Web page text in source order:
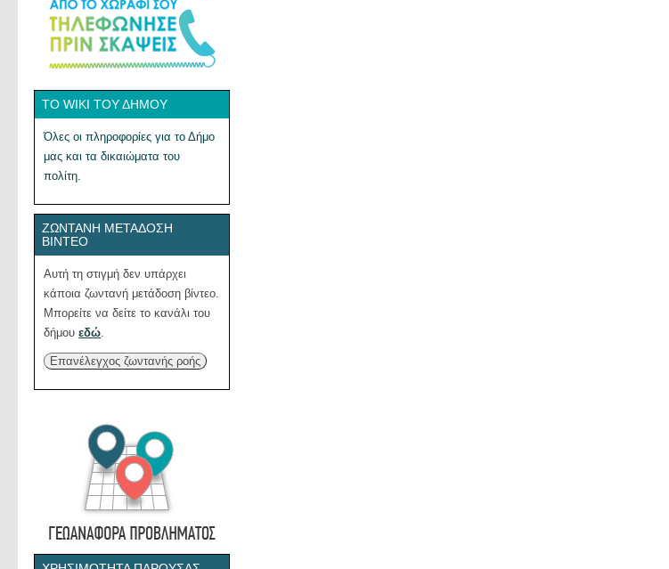
ΤΟ WIKI ΤΟΥ ΔΉΜΟΥ
Όλες οι πληροφορίες για το Δήμο
μας και τα δικαιώματα του
πολίτη.
ΖΩΝΤΑΝΉ ΜΕΤΆΔΟΣΗ
ΒΊΝΤΕΟ
Αυτή τη στιγμή δεν υπάρχει
κάποια ζωντανή μετάδοση βίντεο.
Μπορείτε να δείτε το κανάλι του
δήμουεδώ
Επανέλεγχος ζωντανής ροής